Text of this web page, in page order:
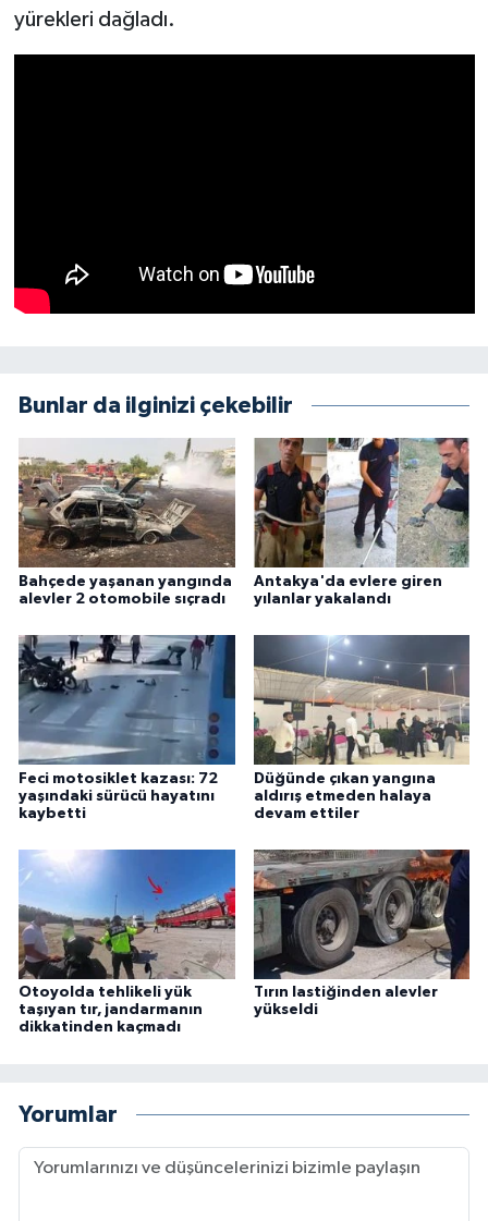
yürekleri dağladı.
Bunlar da ilginizi çekebilir
Bahçede yaşanan yangında
alevler 2 otomobile sıçradı
Antakya'da evlere giren
yılanlar yakalandı
Feci motosiklet kazası: 72
yaşındaki sürücü hayatını
kaybetti
Düğünde çıkan yangına
aldırış etmeden halaya
devam ettiler
Otoyolda tehlikeli yük
taşıyan tır, jandarmanın
dikkatinden kaçmadı
Tırın lastiğinden alevler
yükseldi
Yorumlar